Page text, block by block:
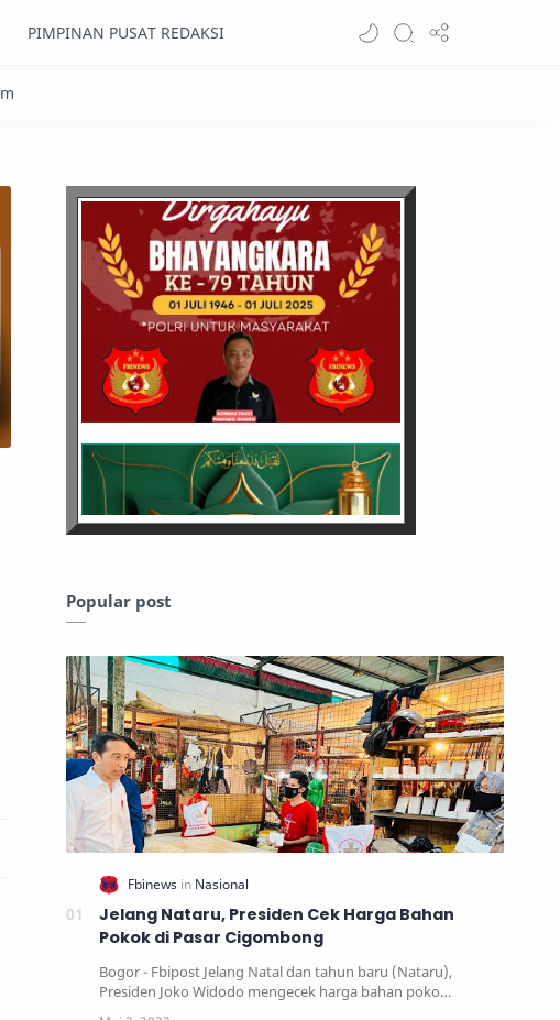
PIMPINAN PUSAT REDAKSI
Popular post
Jelang Nataru, Presiden Cek Harga Bahan
Pokok di Pasar Cigombong
Bogor - Fbipost Jelang Natal dan tahun baru (Nataru),
Presiden Joko Widodo mengecek harga bahan poko…